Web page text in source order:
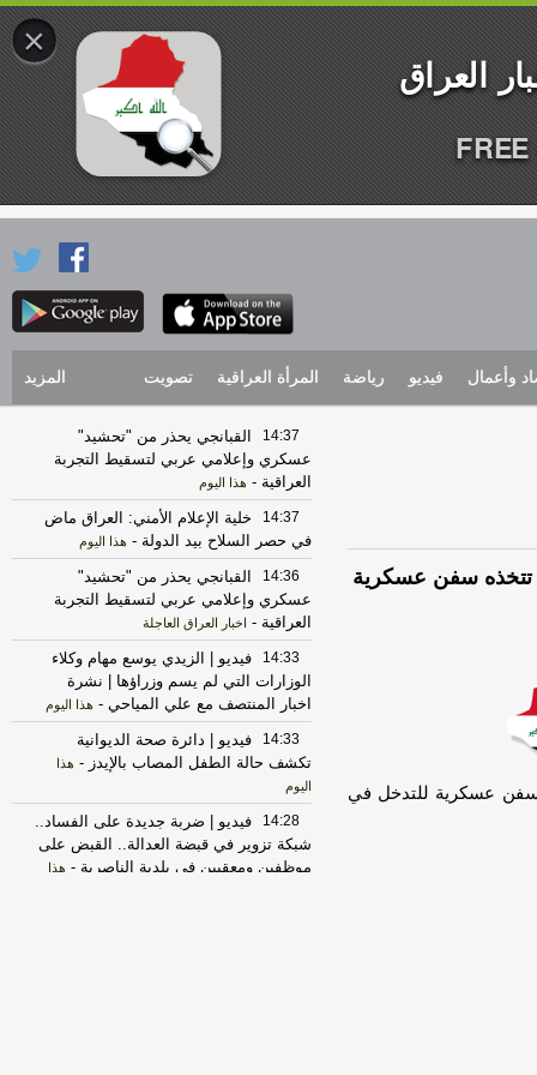
وأعمال فيديو رياضة المرأة العراقية تصويت المزيد
تتخذه سفن عسكرية
سفن عسكرية للتدخل في
14:37
القبانجي يحذر من "تحشيد"
عسكري وإعلامي عربي لتسقيط التجربة
العراقية - هذا اليوم
14:37
خلية الإعلام الأمني: العراق ماض
في حصر السلاح بيد الدولة - هذا اليوم
14:36
القبانجي يحذر من "تحشيد"
عسكري وإعلامي عربي لتسقيط التجربة
العراقية - اخبار العراق العاجلة
14:33
فيديو | الزيدي يوسع مهام وكلاء
الوزارات التي لم يسم وزراؤها | نشرة
اخبار المنتصف مع علي المياحي - هذا اليوم
14:33
فيديو | دائرة صحة الديوانية
تكشف حالة الطفل المصاب بالإيدز - هذا
اليوم
14:28
فيديو | ضربة جديدة على الفساد..
شبكة تزوير في قبضة العدالة.. القبض على
موظفين ومعقبين في بلدية الناصرية - هذا
×